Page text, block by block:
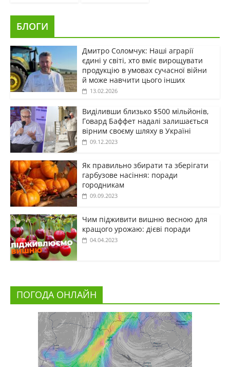
БЛОГИ
Дмитро Соломчук: Наші аграрії
єдині у світі, хто вміє вирощувати
продукцію в умовах сучасної війни
й може навчити цього інших
13.02.2026
Виділивши близько $500 мільйонів,
Говард Баффет надалі залишається
вірним своєму шляху в Україні
09.12.2023
Як правильно збирати та зберігати
гарбузове насіння: поради
городникам
09.09.2023
Чим підживити вишню весною для
кращого урожаю: дієві поради
04.04.2023
ПОГОДА ОНЛАЙН